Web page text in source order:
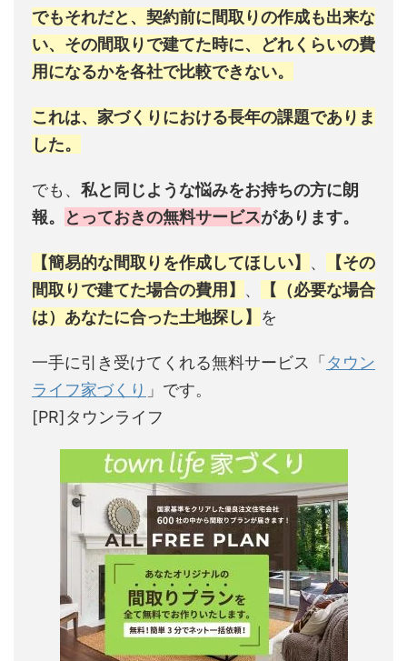
でもそれだと、契約前に間取りの作成も出来な
い、その間取りで建てた時に、どれくらいの費
用になるかを各社で比較できない。
これは、家づくりにおける長年の課題でありま
した。
でも、 私と同じような悩みをお持ちの方に朗
報。
とっておきの無料サービスがあります。
【簡易的な間取りを作成してほしい】 、
【その
間取りで建てた場合の費用】 、
【（必要な場合
は）あなたに合った土地探し】 を
一手に引き受けてくれる無料サービス「タウン
ライフ家づくり 」です。
[PR]タウンライフ